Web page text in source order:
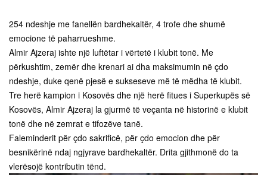
254 ndeshje me fanellën bardhekaltër, 4 trofe dhe shumë
emocione të paharrueshme.
Almir Ajzeraj ishte një luftëtar i vërtetë i klubit tonë. Me
përkushtim, zemër dhe krenari ai dha maksimumin në çdo
ndeshje, duke qenë pjesë e sukseseve më të mëdha të klubit.
Tre herë kampion i Kosovës dhe një herë fitues i Superkupës së
Kosovës, Almir Ajzeraj la gjurmë të veçanta në historinë e klubit
tonë dhe në zemrat e tifozëve tanë.
Faleminderit për çdo sakrificë, për çdo emocion dhe për
besnikërinë ndaj ngjyrave bardhekaltër. Drita gjithmonë do ta
vlerësojë kontributin tënd.